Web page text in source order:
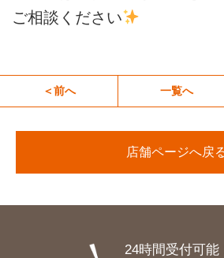
ご相談ください
＜前へ 一覧へ
店舗ページへ戻
24時間受付可能